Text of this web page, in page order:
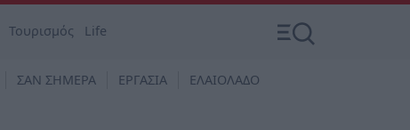
Τουρισμός Life
ΣΑΝ ΣΗΜΕΡΑ ΕΡΓΑΣΙΑ ΕΛΑΙΟΛΑΔΟ